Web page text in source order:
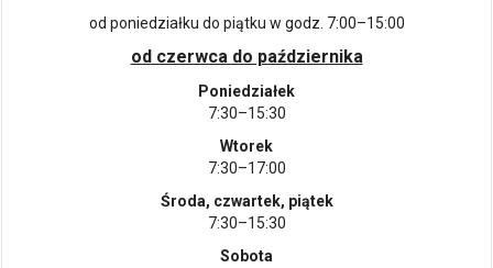
od poniedziałku do piątku w godz. 7:00–15:00
od czerwca do października
Poniedziałek
7:30–15:30
Wtorek
7:30–17:00
Środa, czwartek, piątek
7:30–15:30
Sobota